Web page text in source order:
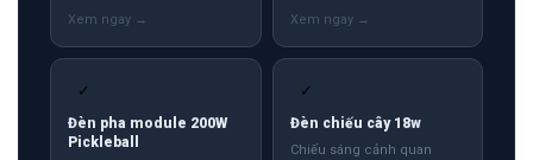
✓
Đèn pha module 200W
Pickleball
✓
Đèn chiếu cây 18w
Chiếu sáng cảnh quan